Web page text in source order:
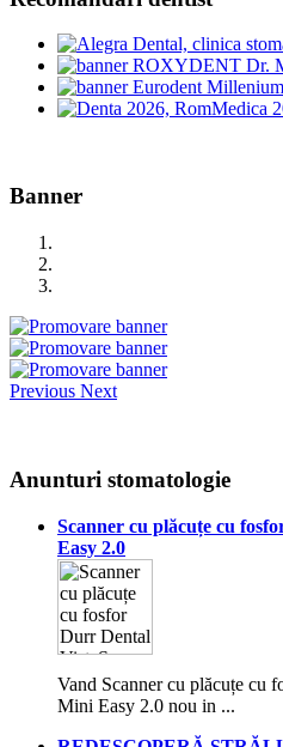
Banner
Previous Next
Anunturi stomatologie
Scanner cu plăcuțe cu
Easy 2.0
Vand Scanner cu plăcuțe cu
Mini Easy 2.0 nou in ...